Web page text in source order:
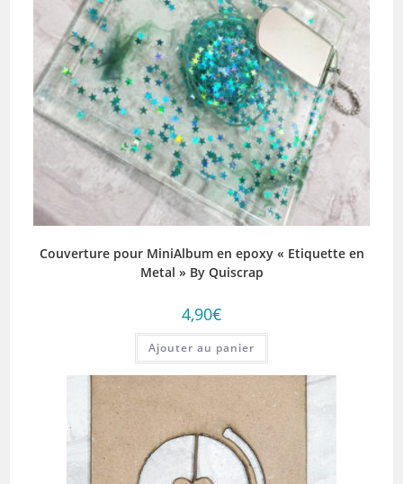
Couverture pour MiniAlbum en epoxy « Etiquette en
Metal » By Quiscrap
4,90€
Ajouter au panier